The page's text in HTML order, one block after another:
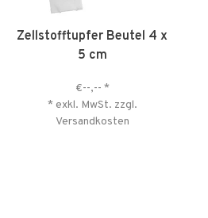
Zellstofftupfer Beutel 4 x
5 cm
€--,-- *
* exkl. MwSt. zzgl.
Versandkosten